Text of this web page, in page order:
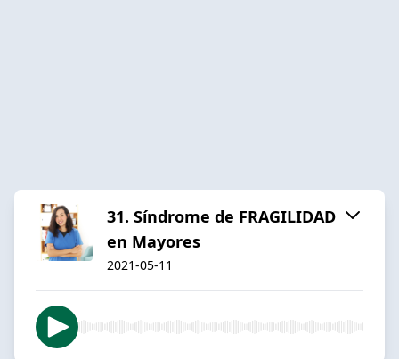
31. Síndrome de FRAGILIDAD
en Mayores
2021-05-11